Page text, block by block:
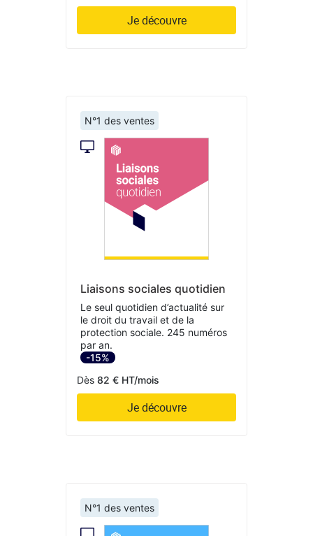
Je découvre
N°1 des ventes
Liaisons sociales quotidien
Le seul quotidien d’actualité sur
le droit du travail et de la
protection sociale. 245 numéros
par an.
-15%
Dès 82 € HT/mois
Je découvre
N°1 des ventes